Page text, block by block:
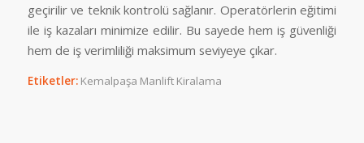
geçirilir ve teknik kontrolü sağlanır. Operatörlerin eğitimi
ile iş kazaları minimize edilir. Bu sayede hem iş güvenliği
hem de iş verimliliği maksimum seviyeye çıkar.
Etiketler: Kemalpaşa Manlift Kiralama